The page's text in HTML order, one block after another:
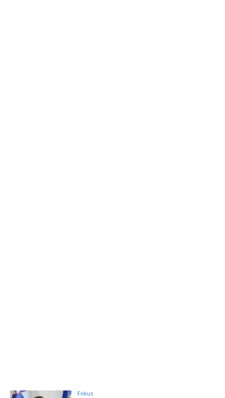
Fokus